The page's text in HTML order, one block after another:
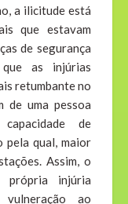
a ilicitude está
que estavam
de segurança
as injúrias
retumbante no
de uma pessoa
de
pela qual, maior
Assim, o
própria injúria
ao